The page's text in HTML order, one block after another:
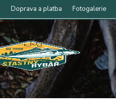
Doprava a platba Fotogalerie